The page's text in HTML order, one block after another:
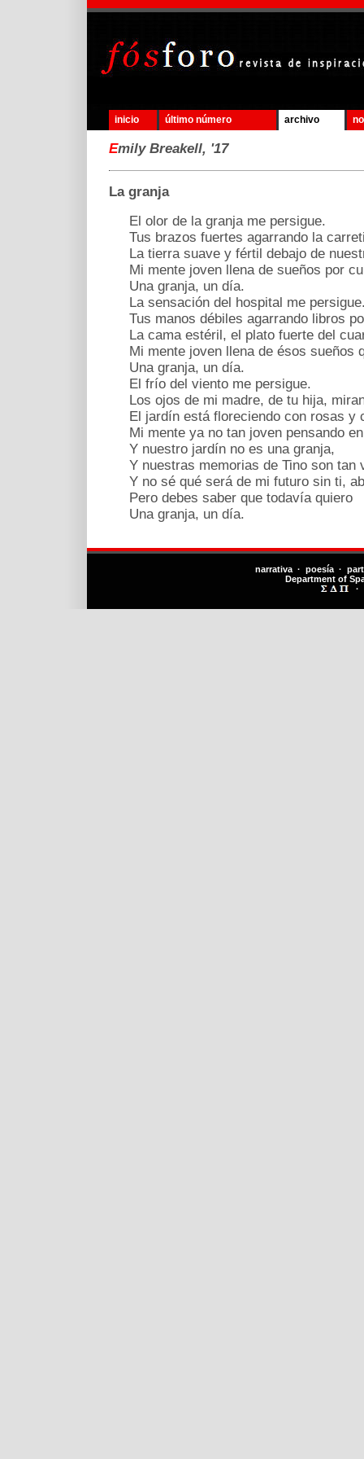
inicio último número archivo
Emily Breakell, '17
La granja
El olor de la granja me persigue.
Tus brazos fuertes agarrando la
La tierra suave y fértil debajo de
Mi mente joven llena de sueños por
Una granja, un día.
La sensación del hospital me
Tus manos débiles agarrando libros
La cama estéril, el plato fuerte del
Mi mente joven llena de ésos sueños
Una granja, un día.
El frío del viento me persigue.
Los ojos de mi madre, de tu hija,
El jardín está floreciendo con rosas y
Mi mente ya no tan joven pensando
Y nuestro jardín no es una granja,
Y nuestras memorias de Tino son tan
Y no sé qué será de mi futuro sin ti,
Pero debes saber que todavía quiero
Una granja, un día.
narrativa · poesía ·
Department of
·